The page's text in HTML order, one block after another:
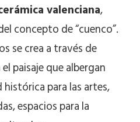
valenciana,
concepto de “cuenco”.
se crea a través de
paisaje que albergan
para las artes,
espacios para la